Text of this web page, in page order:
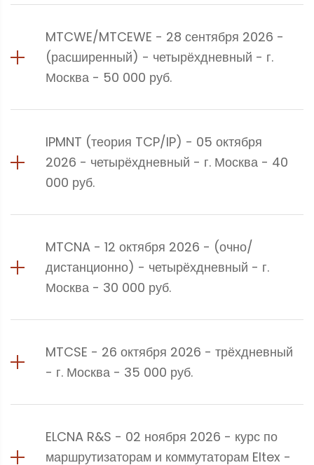
MTCWE/MTCEWE - 28 сентября 2026 -
(расширенный) - четырёхдневный - г.
Москва - 50 000 руб.
IPMNT (теория TCP/IP) - 05 октября
2026 - четырёхдневный - г. Москва - 40
000 руб.
MTCNA - 12 октября 2026 - (очно/
дистанционно) - четырёхдневный - г.
Москва - 30 000 руб.
MTCSE - 26 октября 2026 - трёхдневный
- г. Москва - 35 000 руб.
ELCNA R&S - 02 ноября 2026 - курс по
маршрутизаторам и коммутаторам Eltex -